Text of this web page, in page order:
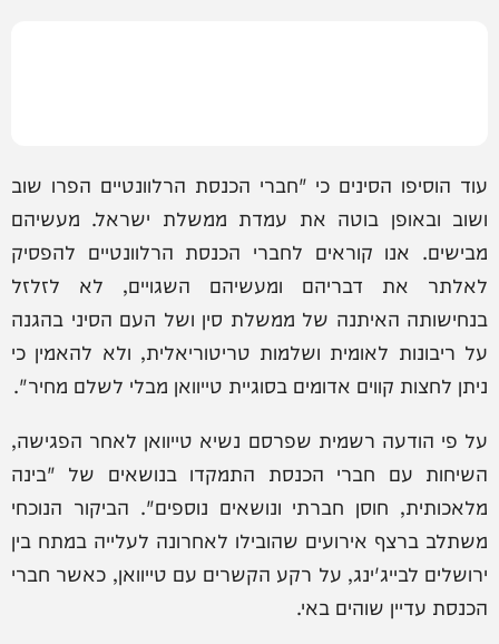
עוד הוסיפו הסינים כי "חברי הכנסת הרלוונטיים הפרו שוב
ושוב ובאופן בוטה את עמדת ממשלת ישראל. מעשיהם
מבישים. אנו קוראים לחברי הכנסת הרלוונטיים להפסיק
לאלתר את דבריהם ומעשיהם השגויים, לא לזלזל
בנחישותה האיתנה של ממשלת סין ושל העם הסיני בהגנה
על ריבונות לאומית ושלמות טריטוריאלית, ולא להאמין כי
ניתן לחצות קווים אדומים בסוגיית טייוואן מבלי לשלם מחיר".
על פי הודעה רשמית שפרסם נשיא טייוואן לאחר הפגישה,
השיחות עם חברי הכנסת התמקדו בנושאים של "בינה
מלאכותית, חוסן חברתי ונושאים נוספים". הביקור הנוכחי
משתלב ברצף אירועים שהובילו לאחרונה לעלייה במתח בין
ירושלים לבייג'ינג, על רקע הקשרים עם טייוואן, כאשר חברי
הכנסת עדיין שוהים באי.